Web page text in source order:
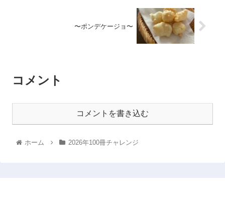
〜ポンデケージョ〜
コメント
コメントを書き込む
ホーム 2026年100冊チャレンジ